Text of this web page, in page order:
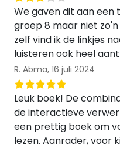
We gaven dit aan een
groep 8 maar niet zo'n
zelf vind ik de linkjes
luisteren ook heel
R. Abma, 16 juli 2024
Leuk boek! De
de interactieve
een prettig boek om
lezen. Aanrader, voor